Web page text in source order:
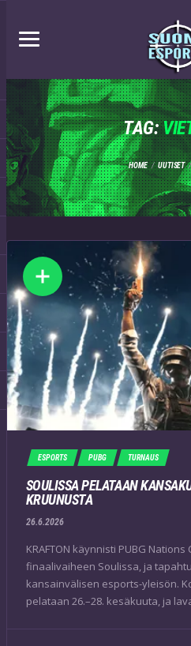
TAG:
HOME UUTISET
ESPORTS PUBG TURNAUS
SOULISSA PELATAAN
KRUUNUSTA
26.6.2026
KRAFTON käynnisti PUBG
finaalivaiheen Soulissa, ja
kansainvälisen esports-yleisön.
pelataan 26.–28. kesäkuuta, ja